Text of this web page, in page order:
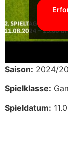
Saison: 2024/
Spielklasse:
Spieldatum: